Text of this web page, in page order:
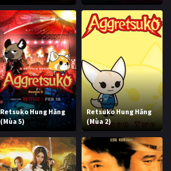
Retsuko Hung Hăng
(Mùa 5)
Retsuko Hung Hăng
(Mùa 2)